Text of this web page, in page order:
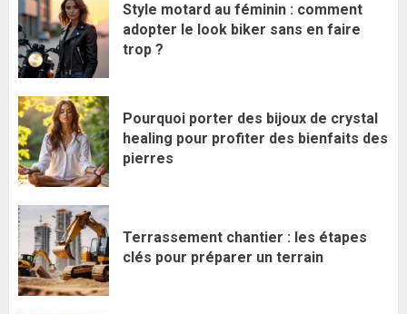
Style motard au féminin : comment
adopter le look biker sans en faire
trop ?
Pourquoi porter des bijoux de crystal
healing pour profiter des bienfaits des
pierres
Terrassement chantier : les étapes
clés pour préparer un terrain